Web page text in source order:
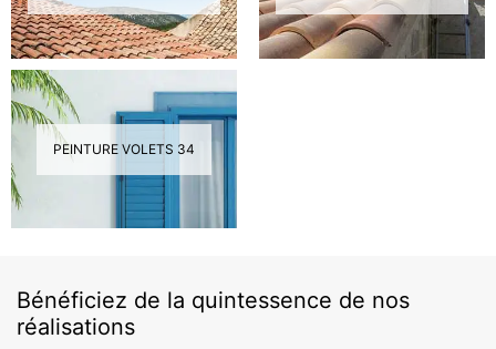
PEINTURE VOLETS 34
Bénéficiez de la quintessence de nos
réalisations